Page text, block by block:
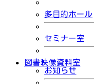
多目的ホール
セミナー室
図書映像資料室
お知らせ